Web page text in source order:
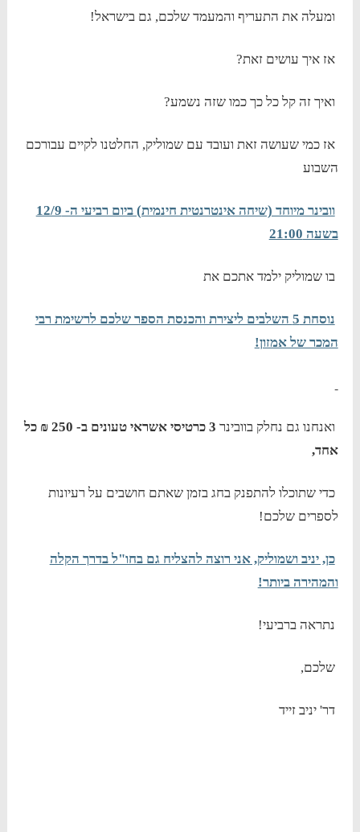
ומעלה את התעריף והמעמד שלכם, גם בישראל!
אז איך עושים זאת?
ואיך זה קל כל כך כמו שזה נשמע?
אז כמי שעושה זאת ועובד עם שמוליק, החלטנו לקיים עבורכם
השבוע
וובינר מיוחד (שיחה אינטרנטית חינמית) ביום רביעי ה- 12/9
בשעה 21:00
בו שמוליק ילמד אתכם את
נוסחת 5 השלבים ליצירת והכנסת הספר שלכם לרשימת רבי
המכר של אמזון!
ואנחנו גם נחלק בוובינר
3 כרטיסי אשראי טעונים ב- 250 ₪ כל
אחד,
כדי שתוכלו להתפנק בחג בזמן שאתם חושבים על רעיונות
לספרים שלכם!
כן, יניב ושמוליק, אני רוצה להצליח גם בחו"ל בדרך הקלה
והמהירה ביותר!
נתראה ברביעי!
שלכם,
דר' יניב זייד